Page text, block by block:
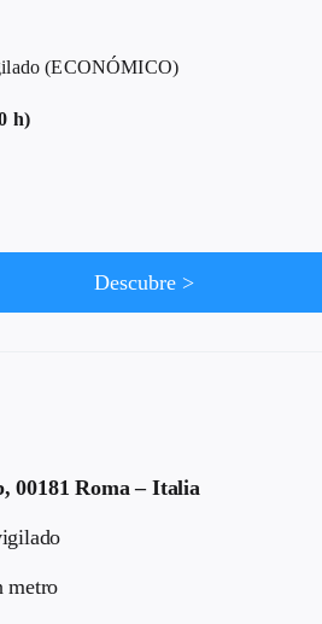
(ECONÓMICO)
h)
Descubre >
00181 Roma – Italia
metro